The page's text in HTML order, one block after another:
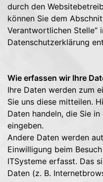
durch den
können Sie dem
Verantwortlichen Stelle“
Datenschutzerklärung
Wie erfassen wir Ihre
Ihre Daten werden zum
Sie uns diese mitteilen.
Daten handeln, die Sie
eingeben.
Andere Daten werden
Einwilligung beim
ITSysteme erfasst. Das
Daten (z. B.